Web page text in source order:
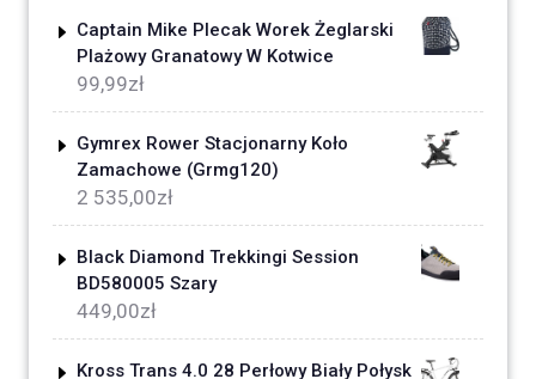
Captain Mike Plecak Worek Żeglarski
Plażowy Granatowy W Kotwice
99,99zł
Gymrex Rower Stacjonarny Koło
Zamachowe (Grmg120)
2 535,00zł
Black Diamond Trekkingi Session
BD580005 Szary
449,00zł
Kross Trans 4.0 28 Perłowy Biały Połysk